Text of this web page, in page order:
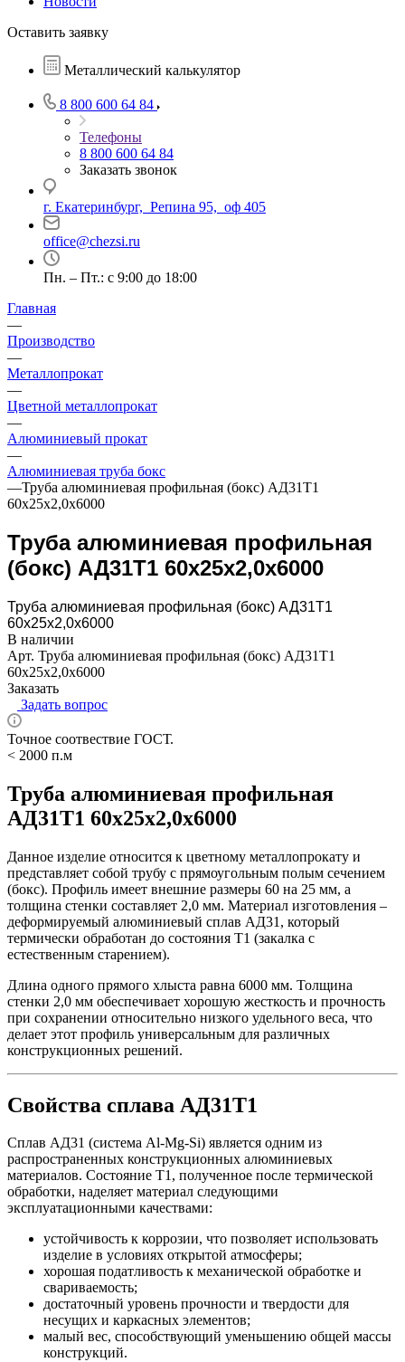
Оставить заявку
Металлический калькулятор
8 800 600 64 84
Телефоны
8 800 600 64 84
Заказать звонок
г. Екатеринбург, Репина 95, оф 405
office@chezsi.ru
Пн. – Пт.: с 9:00 до 18:00
Главная
—
Производство
—
Металлопрокат
—
Цветной металлопрокат
—
Алюминиевый прокат
—
Алюминиевая труба бокс
—Труба алюминиевая профильная (бокс) АД31Т1
60х25х2,0х6000
Труба алюминиевая профильная
(бокс) АД31Т1 60х25х2,0х6000
Труба алюминиевая профильная (бокс) АД31Т1
60х25х2,0х6000
В наличии
Арт. Труба алюминиевая профильная (бокс) АД31Т1
60х25х2,0х6000
Заказать
Задать вопрос
Точное соотвествие ГОСТ.
< 2000 п.м
Труба алюминиевая профильная
АД31Т1 60х25х2,0х6000
Данное изделие относится к цветному металлопрокату и
представляет собой трубу с прямоугольным полым сечением
(бокс). Профиль имеет внешние размеры 60 на 25 мм, а
толщина стенки составляет 2,0 мм. Материал изготовления –
деформируемый алюминиевый сплав АД31, который
термически обработан до состояния Т1 (закалка с
естественным старением).
Длина одного прямого хлыста равна 6000 мм. Толщина
стенки 2,0 мм обеспечивает хорошую жесткость и прочность
при сохранении относительно низкого удельного веса, что
делает этот профиль универсальным для различных
конструкционных решений.
Свойства сплава АД31Т1
Сплав АД31 (система Al-Mg-Si) является одним из
распространенных конструкционных алюминиевых
материалов. Состояние Т1, полученное после термической
обработки, наделяет материал следующими
эксплуатационными качествами:
устойчивость к коррозии, что позволяет использовать
изделие в условиях открытой атмосферы;
хорошая податливость к механической обработке и
свариваемость;
достаточный уровень прочности и твердости для
несущих и каркасных элементов;
малый вес, способствующий уменьшению общей массы
конструкций.